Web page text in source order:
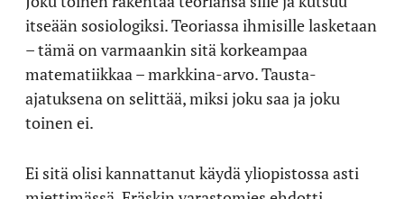
itseään sosiologiksi. Teoriassa ihmisille lasketaan
– tämä on varmaankin sitä korkeampaa
matematiikkaa – markkina-arvo. Tausta-
ajatuksena on selittää, miksi joku saa ja joku
toinen ei.
Ei sitä olisi kannattanut käydä yliopistossa asti